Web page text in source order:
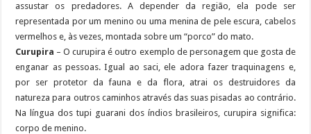
assustar os predadores. A depender da região, ela pode ser
representada por um menino ou uma menina de pele escura, cabelos
vermelhos e, às vezes, montada sobre um “porco” do mato.
Curupira – O curupira é outro exemplo de personagem que gosta de
enganar as pessoas. Igual ao saci, ele adora fazer traquinagens e,
por ser protetor da fauna e da flora, atrai os destruidores da
natureza para outros caminhos através das suas pisadas ao contrário.
Na língua dos tupi guarani dos índios brasileiros, curupira significa:
corpo de menino.